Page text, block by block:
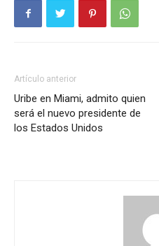
Artículo anterior
Uribe en Miami, admito quien
será el nuevo presidente de
los Estados Unidos